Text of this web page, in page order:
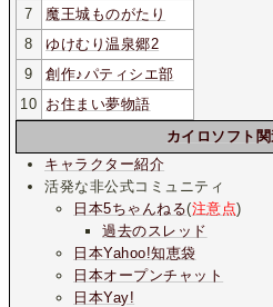
7
魔王城ものがたり
8
ゆけむり温泉郷2
9
創作♪パティシエ部
10 お住まい夢物語
カイロソフト
キャラクター紹介
活発な非公式コミュニティ
日本5ちゃんねる(注意点)
過去のスレッド
日本Yahoo!知恵袋
日本オープンチャット
日本Yay!